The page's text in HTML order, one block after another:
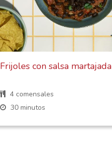
Frijoles con salsa martajada
4 comensales
30 minutos